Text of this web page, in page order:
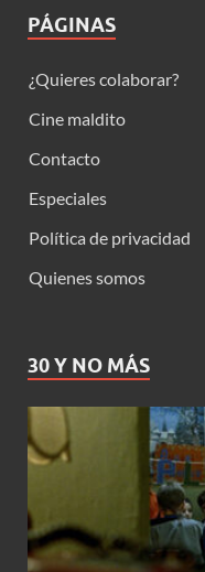
PÁGINAS
¿Quieres colaborar?
Cine maldito
Contacto
Especiales
Política de privacidad
Quienes somos
30 Y NO MÁS